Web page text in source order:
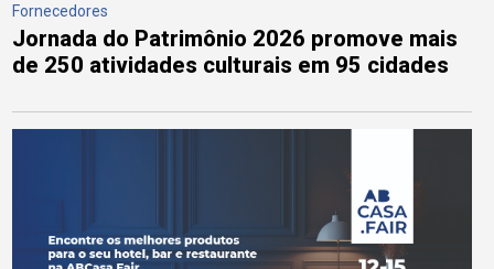
Fornecedores
Jornada do Patrimônio 2026 promove mais
de 250 atividades culturais em 95 cidades